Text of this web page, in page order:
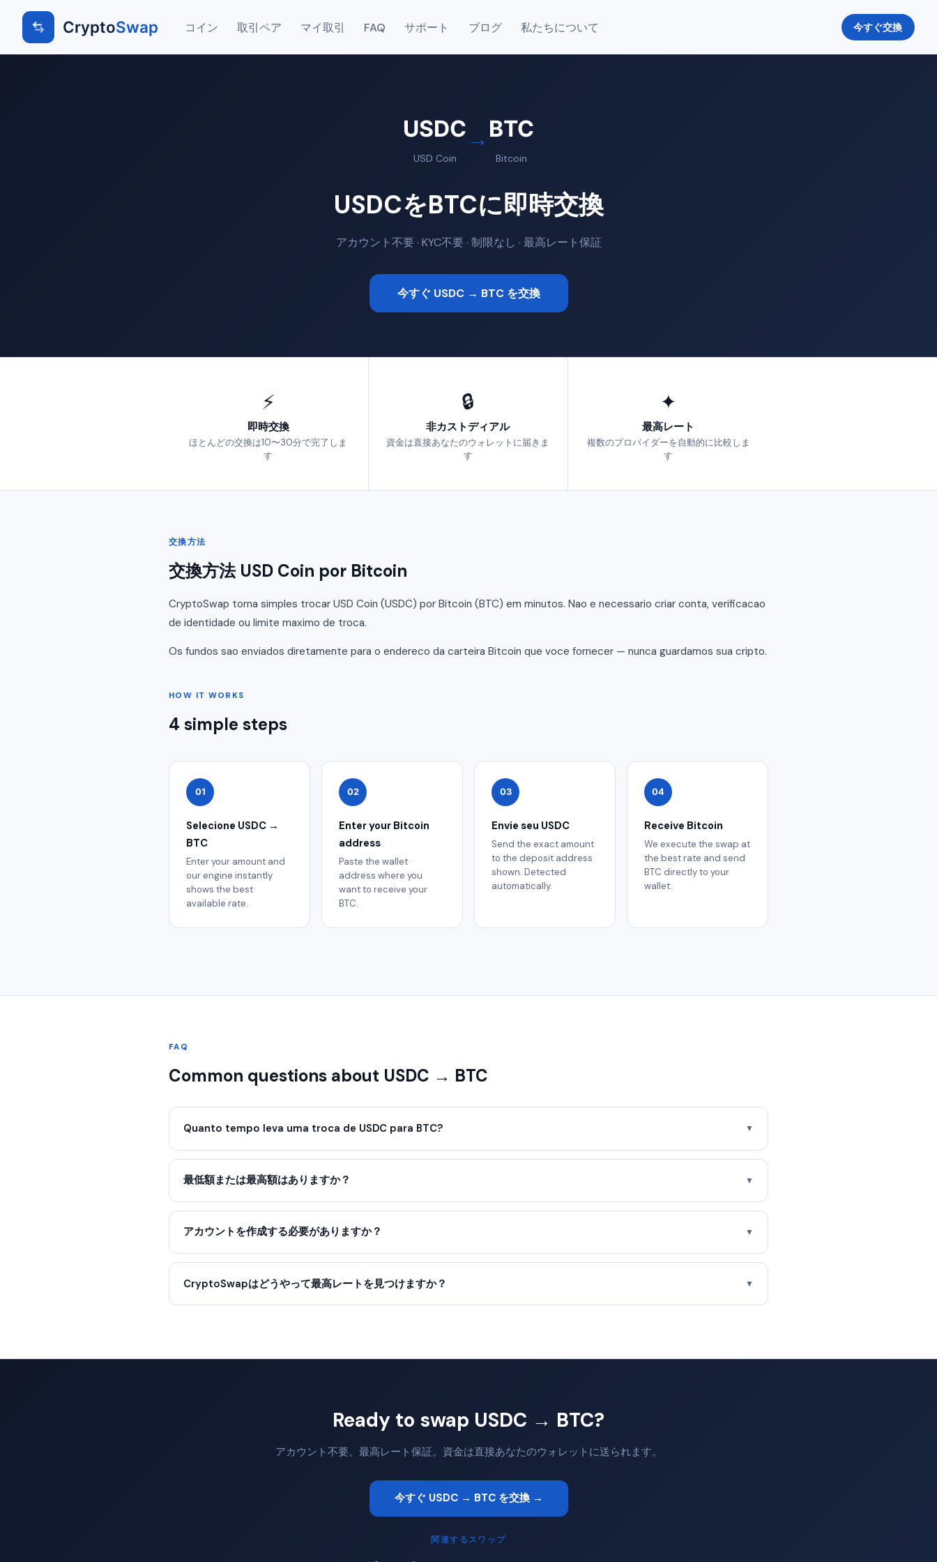
CryptoSwap コイン 取引ペア マイ取引 FAQ サポート ブログ 私たちについて 今すぐ交換
USDC
USD Coin
→ BTC
Bitcoin
USDCをBTCに即時交換
アカウント不要 · KYC不要 · 制限なし · 最高レート保証
今すぐ USDC → BTC を交換
⚡
即時交換
ほとんどの交換は10〜30分で完了しま
す
🔒
非カストディアル
資金は直接あなたのウォレットに届きま
す
✦
最高レート
複数のプロバイダーを自動的に比較しま
す
交換方法
交換方法 USD Coin por Bitcoin
CryptoSwap torna simples trocar USD Coin (USDC) por Bitcoin (BTC) em minutos. Nao e necessario criar conta, verificacao
de identidade ou limite maximo de troca.
Os fundos sao enviados diretamente para o endereco da carteira Bitcoin que voce fornecer — nunca guardamos sua cripto.
HOW IT WORKS
4 simple steps
01
Selecione USDC →
BTC
Enter your amount and
our engine instantly
shows the best
available rate.
02
Enter your Bitcoin
address
Paste the wallet
address where you
want to receive your
BTC.
03
Envie seu USDC
Send the exact amount
to the deposit address
shown. Detected
automatically.
04
Receive Bitcoin
We execute the swap at
the best rate and send
BTC directly to your
wallet.
FAQ
Common questions about USDC → BTC
Quanto tempo leva uma troca de USDC para BTC? ▼
最低額または最高額はありますか？ ▼
アカウントを作成する必要がありますか？ ▼
CryptoSwapはどうやって最高レートを見つけますか？ ▼
Ready to swap USDC → BTC?
アカウント不要。最高レート保証。資金は直接あなたのウォレットに送られます。
今すぐ USDC → BTC を交換 →
関連するスワップ